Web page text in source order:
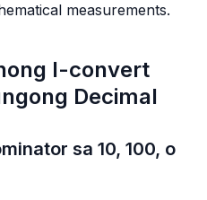
measurements.
I-convert
Decimal
sa 10, 100, o